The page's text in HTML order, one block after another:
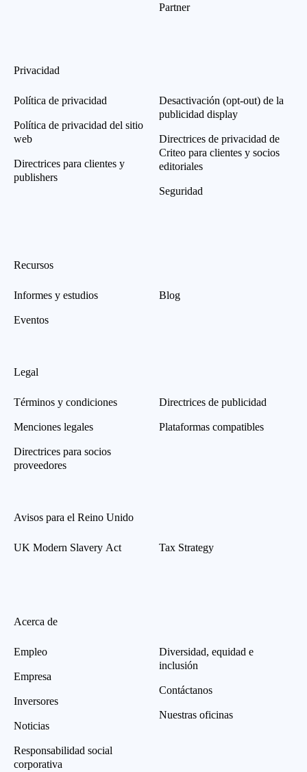
Partner
Privacidad
Política de privacidad
Política de privacidad del sitio
web
Directrices para clientes y
publishers
Desactivación (opt-out) de la
publicidad display
Directrices de privacidad de
Criteo para clientes y socios
editoriales
Seguridad
Recursos
Informes y estudios
Eventos
Blog
Legal
Términos y condiciones
Menciones legales
Directrices para socios
proveedores
Directrices de publicidad
Plataformas compatibles
Avisos para el Reino Unido
UK Modern Slavery Act Tax Strategy
Acerca de
Empleo
Empresa
Inversores
Noticias
Responsabilidad social
corporativa
Diversidad, equidad e
inclusión
Contáctanos
Nuestras oficinas